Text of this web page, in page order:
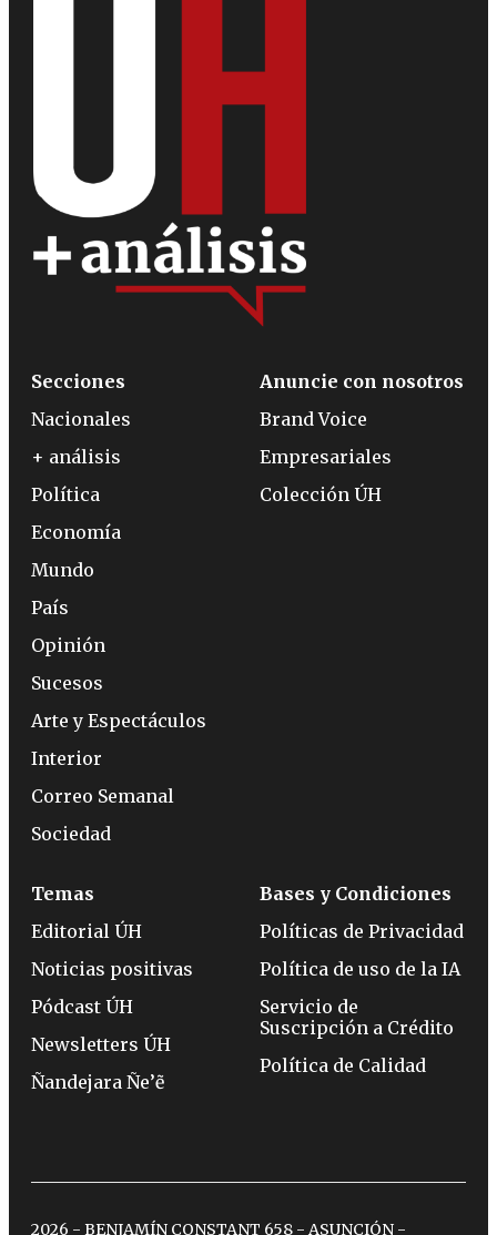
Secciones
Nacionales
+ análisis
Política
Economía
Mundo
País
Opinión
Sucesos
Arte y Espectáculos
Interior
Correo Semanal
Sociedad
Anuncie con nosotros
Brand Voice
Empresariales
Colección ÚH
Temas
Editorial ÚH
Noticias positivas
Pódcast ÚH
Newsletters ÚH
Ñandejara Ñe’ẽ
Bases y Condiciones
Políticas de Privacidad
Política de uso de la IA
Servicio de
Suscripción a Crédito
Política de Calidad
2026 - BENJAMÍN CONSTANT 658 - ASUNCIÓN -